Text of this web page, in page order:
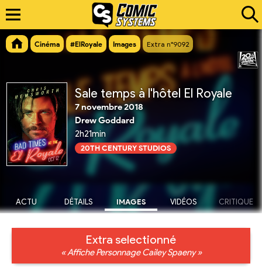
Cinéma #ElRoyale Images Extra n°9092
Sale temps à l'hôtel El Royale
7 novembre 2018
Drew Goddard
2h21min
20TH CENTURY STUDIOS
ACTU DÉTAILS IMAGES VIDÉOS CRITIQUE
Extra selectionné
« Affiche Personnage Cailey Spaeny »